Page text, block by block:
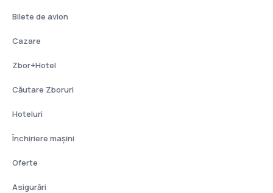
Bilete de avion
Cazare
Zbor+Hotel
Căutare Zboruri
Hoteluri
Închiriere mașini
Oferte
Asigurări